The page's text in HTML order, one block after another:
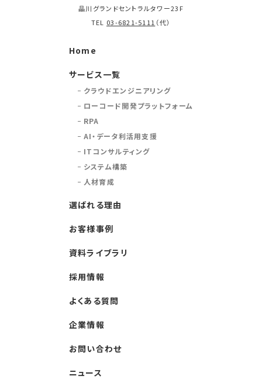
品川グランドセントラルタワー23F
TEL 03-6821-5111 （代）
Home
サービス一覧
クラウドエンジニアリング
ローコード開発プラットフォーム
RPA
AI・データ利活用支援
ITコンサルティング
システム構築
人材育成
選ばれる理由
お客様事例
資料ライブラリ
採用情報
よくある質問
企業情報
お問い合わせ
ニュース